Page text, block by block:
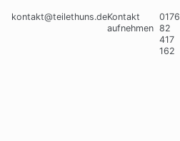
kontakt@teilethuns.deKontakt
aufnehmen
0176
82
417
162